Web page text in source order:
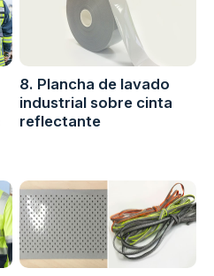
8. Plancha de lavado
industrial sobre cinta
reflectante